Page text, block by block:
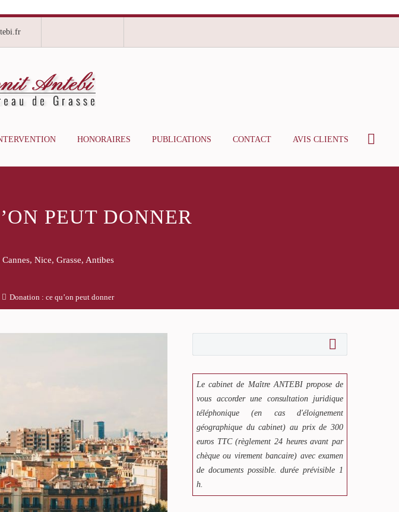
HONORAIRES PUBLICATIONS CONTACT AVIS CLIENTS
PEUT DONNER
Nice, Grasse, Antibes
Donation : ce qu’on peut donner
Le cabinet de Maître ANTEBI propose de
vous accorder une consultation juridique
téléphonique (en cas d'éloignement
géographique du cabinet) au prix de 300
euros TTC (règlement 24 heures avant par
chèque ou virement bancaire) avec examen
de documents possible. durée prévisible 1
h.